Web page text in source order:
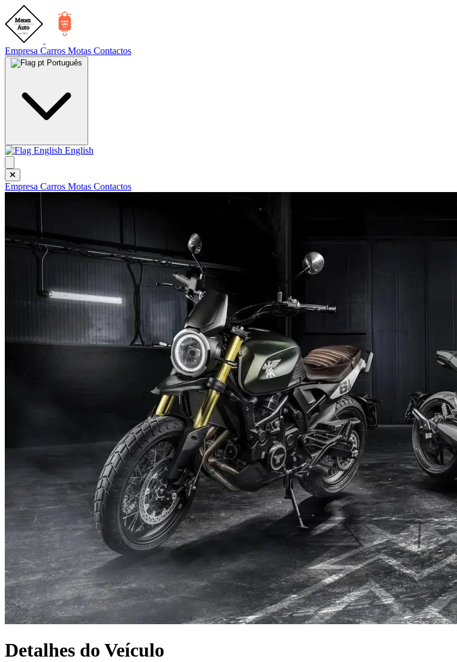
Empresa Carros Motas Contactos
Português
English
Empresa Carros Motas Contactos
Detalhes do Veículo